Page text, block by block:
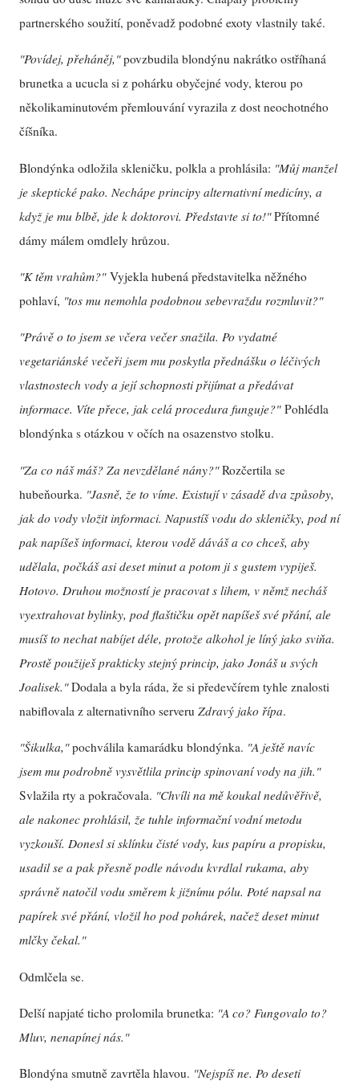
partnerského soužití, poněvadž podobné exoty vlastnily také.
"Povídej, přeháněj,"povzbudila blondýnu nakrátko ostříhaná
brunetka a ucucla si z pohárku obyčejné vody, kterou po
několikaminutovém přemlouvání vyrazila z dost neochotného
číšníka.
Blondýnka odložila skleničku, polkla a prohlásila: "Můj manžel
je skeptické pako. Nechápe principy alternativní medicíny, a
když je mu blbě, jde k doktorovi. Představte si to!"Přítomné
dámy málem omdlely hrůzou.
"K těm vrahům?"Vyjekla hubená představitelka něžného
pohlaví, "tos mu nemohla podobnou sebevraždu rozmluvit?"
"Právě o to jsem se včera večer snažila. Po vydatné
vegetariánské večeři jsem mu poskytla přednášku o léčivých
vlastnostech vody a její schopnosti přijímat a předávat
informace. Víte přece, jak celá procedura funguje?"Pohlédla
blondýnka s otázkou v očích na osazenstvo stolku.
"Za co náš máš? Za nevzdělané nány?"Rozčertila se
hubeňourka. "Jasně, že to víme. Existují v zásadě dva způsoby,
jak do vody vložit informaci. Napustíš vodu do skleničky, pod ní
pak napíšeš informaci, kterou vodě dáváš a co chceš, aby
udělala, počkáš asi deset minut a potom ji s gustem vypiješ.
Hotovo. Druhou možností je pracovat s lihem, v němž necháš
vyextrahovat bylinky, pod flaštičku opět napíšeš své přání, ale
musíš to nechat nabíjet déle, protože alkohol je líný jako sviňa.
Prostě použiješ prakticky stejný princip, jako Jonáš u svých
Joalisek."Dodala a byla ráda, že si předevčírem tyhle znalosti
nabiflovala z alternativního serveru Zdravý jako řípa.
"Šikulka,"pochválila kamarádku blondýnka. "A ještě navíc
jsem mu podrobně vysvětlila princip spinovaní vody na jih."
Svlažila rty a pokračovala. "Chvíli na mě koukal nedůvěřivě,
ale nakonec prohlásil, že tuhle informační vodní metodu
vyzkouší. Donesl si sklínku čisté vody, kus papíru a propisku,
usadil se a pak přesně podle návodu kvrdlal rukama, aby
správně natočil vodu směrem k jižnímu pólu. Poté napsal na
papírek své přání, vložil ho pod pohárek, načež deset minut
mlčky čekal."
Odmlčela se.
Delší napjaté ticho prolomila brunetka: "A co? Fungovalo to?
Mluv, nenapínej nás."
Blondýna smutně zavrtěla hlavou. "Nejspíš ne. Po deseti